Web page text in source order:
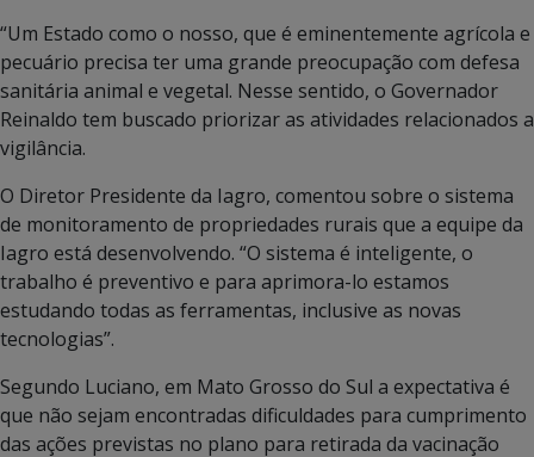
“Um Estado como o nosso, que é eminentemente agrícola e
pecuário precisa ter uma grande preocupação com defesa
sanitária animal e vegetal. Nesse sentido, o Governador
Reinaldo tem buscado priorizar as atividades relacionados a
vigilância.
O Diretor Presidente da Iagro, comentou sobre o sistema
de monitoramento de propriedades rurais que a equipe da
Iagro está desenvolvendo. “O sistema é inteligente, o
trabalho é preventivo e para aprimora-lo estamos
estudando todas as ferramentas, inclusive as novas
tecnologias”.
Segundo Luciano, em Mato Grosso do Sul a expectativa é
que não sejam encontradas dificuldades para cumprimento
das ações previstas no plano para retirada da vacinação